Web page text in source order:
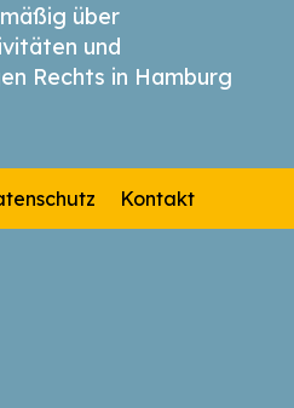
über
und
Rechts in Hamburg
Kontakt